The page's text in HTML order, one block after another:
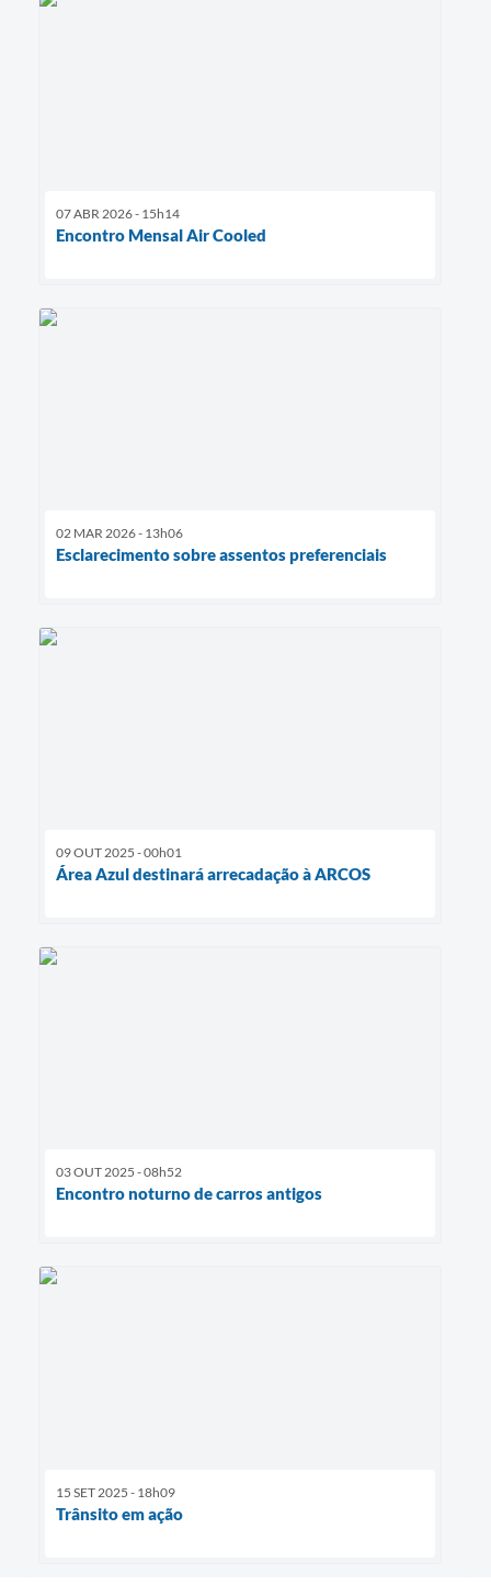
07 ABR 2026 - 15h14
Encontro Mensal Air Cooled
02 MAR 2026 - 13h06
Esclarecimento sobre assentos preferenciais
09 OUT 2025 - 00h01
Área Azul destinará arrecadação à ARCOS
03 OUT 2025 - 08h52
Encontro noturno de carros antigos
15 SET 2025 - 18h09
Trânsito em ação